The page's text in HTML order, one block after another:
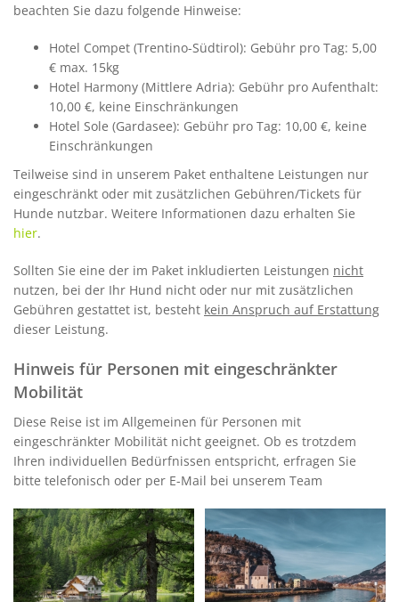
beachten Sie dazu folgende Hinweise:
Hotel Compet (Trentino-Südtirol): Gebühr pro Tag: 5,00
€ max. 15kg
Hotel Harmony (Mittlere Adria): Gebühr pro Aufenthalt:
10,00 €, keine Einschränkungen
Hotel Sole (Gardasee): Gebühr pro Tag: 10,00 €, keine
Einschränkungen
Teilweise sind in unserem Paket enthaltene Leistungen nur
eingeschränkt oder mit zusätzlichen Gebühren/Tickets für
Hunde nutzbar. Weitere Informationen dazu erhalten Sie
hier.
Sollten Sie eine der im Paket inkludierten Leistungen nicht
nutzen, bei der Ihr Hund nicht oder nur mit zusätzlichen
Gebühren gestattet ist, besteht kein Anspruch auf Erstattung
dieser Leistung.
Hinweis für Personen mit eingeschränkter
Mobilität
Diese Reise ist im Allgemeinen für Personen mit
eingeschränkter Mobilität nicht geeignet. Ob es trotzdem
Ihren individuellen Bedürfnissen entspricht, erfragen Sie
bitte telefonisch oder per E-Mail bei unserem Team